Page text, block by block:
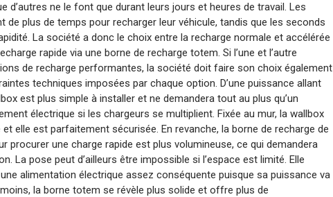
d’autres ne le font que durant leurs jours et heures de travail. Les
de plus de temps pour recharger leur véhicule, tandis que les seconds
La société a donc le choix entre la recharge normale et accélérée
rapide via une borne de recharge totem. Si l’une et l’autre
de recharge performantes, la société doit faire son choix également
techniques imposées par chaque option. D’une puissance allant
est plus simple à installer et ne demandera tout au plus qu’un
électrique si les chargeurs se multiplient. Fixée au mur, la wallbox
elle est parfaitement sécurisée. En revanche, la borne de recharge de
procurer une charge rapide est plus volumineuse, ce qui demandera
La pose peut d’ailleurs être impossible si l’espace est limité. Elle
alimentation électrique assez conséquente puisque sa puissance va
la borne totem se révèle plus solide et offre plus de